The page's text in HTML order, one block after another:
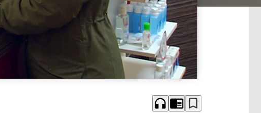
headphones chrome_reader_mode bookmark_border